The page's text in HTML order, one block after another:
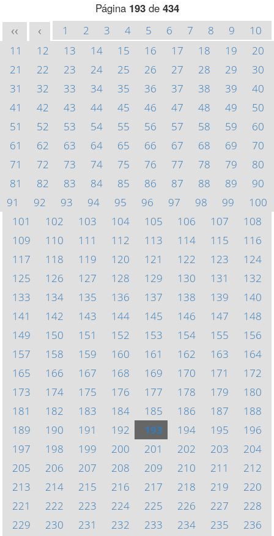
Página 193de 434
<< < 1 2 3 4 5 6 7 8 9
10
11
12 13 14 15 16 17 18 19
20
21
22 23 24 25 26 27 28 29
30
31
32 33 34 35 36 37 38 39
40
41
42 43 44 45 46 47 48 49
50
51
52 53 54 55 56 57 58 59
60
61
62 63 64 65 66 67 68 69
70
71
72 73 74 75 76 77 78 79
80
81
82 83 84 85 86 87 88 89
90
91
92 93 94 95 96 97 98 99
100
101
102 103 104 105 106 107
108
109
110 111 112 113 114 115
116
117
118 119 120 121 122 123
124
125
126 127 128 129 130 131
132
133
134 135 136 137 138 139
140
141
142 143 144 145 146 147
148
149
150 151 152 153 154 155
156
157
158 159 160 161 162 163
164
165
166 167 168 169 170 171
172
173
174 175 176 177 178 179
180
181
182 183 184 185 186 187
188
189
190 191 192 193 194 195
196
197
198 199 200 201 202 203
204
205
206 207 208 209 210 211
212
213
214 215 216 217 218 219
220
221
222 223 224 225 226 227
228
229
230 231 232 233 234 235
236